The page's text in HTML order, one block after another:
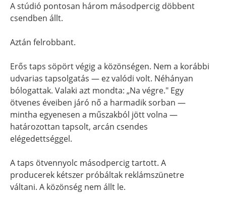
A stúdió pontosan három másodpercig döbbent
csendben állt.
Aztán felrobbant.
Erős taps söpört végig a közönségen. Nem a korábbi
udvarias tapsolgatás — ez valódi volt. Néhányan
bólogattak. Valaki azt mondta: „Na végre." Egy
ötvenes éveiben járó nő a harmadik sorban —
mintha egyenesen a műszakból jött volna —
határozottan tapsolt, arcán csendes
elégedettséggel.
A taps ötvennyolc másodpercig tartott. A
producerek kétszer próbáltak reklámszünetre
váltani. A közönség nem állt le.